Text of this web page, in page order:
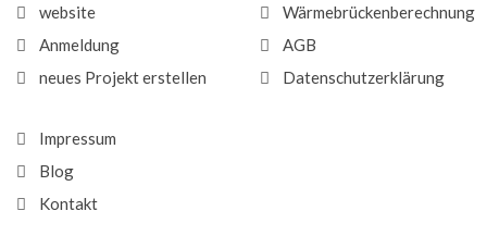
website
Anmeldung
neues Projekt erstellen
Wärmebrückenberechnung
AGB
Datenschutzerklärung
Impressum
Blog
Kontakt